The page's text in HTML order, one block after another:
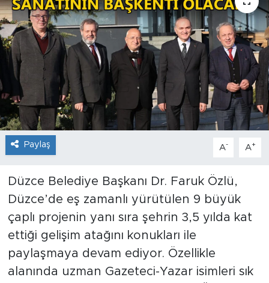
Paylaş A- A+
Düzce Belediye Başkanı Dr. Faruk Özlü,
Düzce’de eş zamanlı yürütülen 9 büyük
çaplı projenin yanı sıra şehrin 3,5 yılda kat
ettiği gelişim atağını konukları ile
paylaşmaya devam ediyor. Özellikle
alanında uzman Gazeteci-Yazar isimleri sık